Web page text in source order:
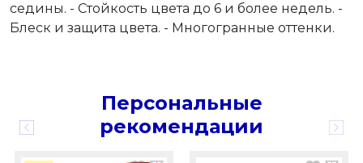
седины. - Стойкость цвета до 6 и более недель. -
Блеск и защита цвета. - Многогранные оттенки.
Персональные
рекомендации